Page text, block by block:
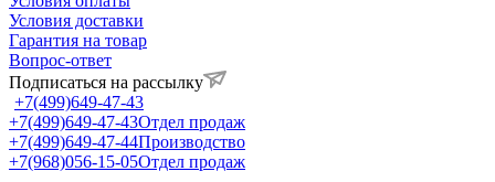
Условия доставки
Гарантия на товар
Вопрос-ответ
Подписаться на рассылку
+7(499)649-47-43
+7(499)649-47-43Отдел продаж
+7(499)649-47-44Производство
+7(968)056-15-05Отдел продаж